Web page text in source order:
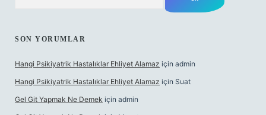
SON YORUMLAR
Hangi Psikiyatrik Hastalıklar Ehliyet Alamaz için admin
Hangi Psikiyatrik Hastalıklar Ehliyet Alamaz için Suat
Gel Git Yapmak Ne Demek için admin